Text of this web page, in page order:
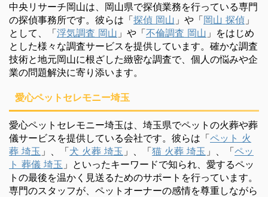
中央リサーチ岡山は、岡山県で探偵業務を行っている専門
の探偵事務所です。彼らは「探偵 岡山 」や「岡山 探偵 」
として、「浮気調査 岡山 」や「不倫調査 岡山 」をはじめ
とした様々な調査サービスを提供しています。確かな調査
技術と地元岡山に根ざした緻密な調査で、個人の悩みや企
業の問題解決に寄り添います。
愛心ペットセレモニー埼玉
愛心ペットセレモニー埼玉は、埼玉県でペットの火葬や葬
儀サービスを提供している会社です。彼らは「ペット 火
葬 埼玉 」、「犬 火葬 埼玉 」、「猫 火葬 埼玉 」、「ペッ
ト 葬儀 埼玉 」といったキーワードで知られ、愛するペッ
トの最後を温かく見送るためのサポートを行っています。
専門のスタッフが、ペットオーナーの感情を尊重しながら